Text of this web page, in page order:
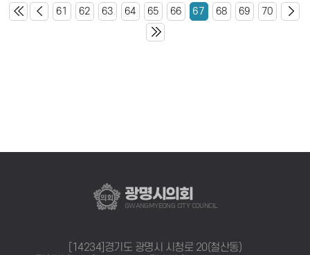
61 62 63 64 65 66 67 68 69 70
광명시의회
GWANGMYEONG CITY COUNCIL
[14234]경기도 광명시 시청로 20(철산동)